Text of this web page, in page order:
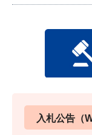
入札公告（